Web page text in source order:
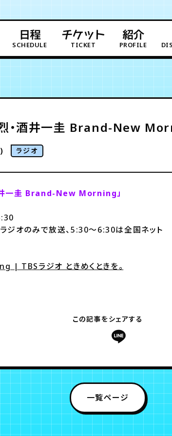
日程
SCHEDULE
チケット
TICKET
紹介
PROFILE
烈・酒井一圭 Brand-New
ラジオ
井一圭 Brand-New Morning」
オのみで放送、5:30～6:30は全国ネット
TBSラジオ ときめくときを。
この記事をシェアする
一覧ページ